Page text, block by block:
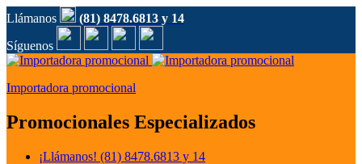
Llámanos
(81) 8478.6813 y 14
Síguenos
Importadora promocional
Promocionales Especializados
¡Llámanos! (81) 8478.6813 y 14